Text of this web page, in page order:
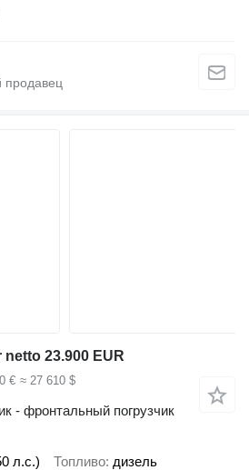
23.900 EUR
€ ≈ 27 610 $
- фронтальный погрузчик
л.с.) Топливо дизель